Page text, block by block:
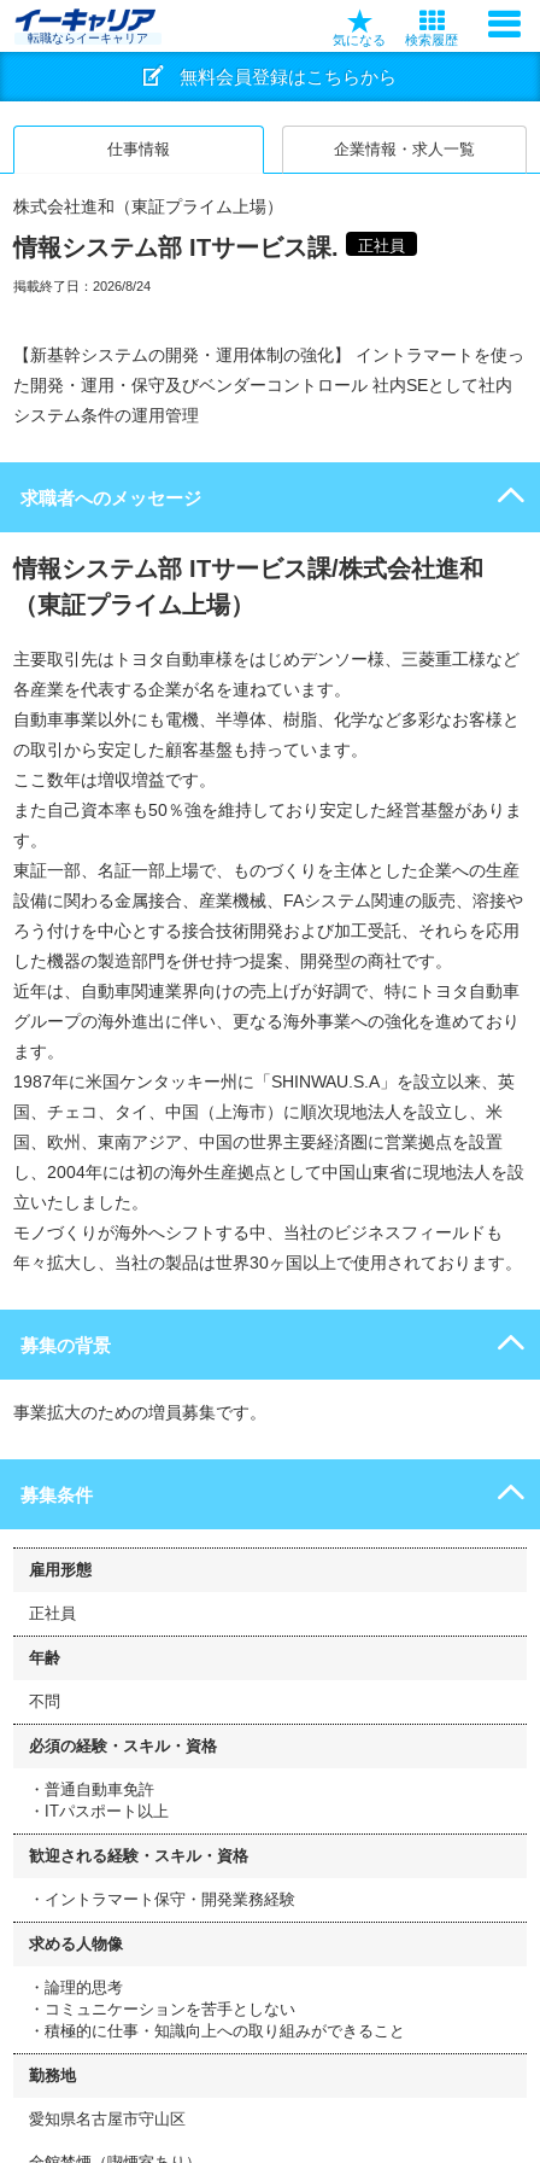
転職ならイーキャリア 気になる 検索履歴
無料会員登録はこちらから
仕事情報 企業情報・求人一覧
株式会社進和（東証プライム上場）
情報システム部 ITサービス課. 正社員
掲載終了日： 2026/8/24
【新基幹システムの開発・運用体制の強化】 イントラマートを使っ
た開発・運用・保守及びベンダーコントロール 社内SEとして社内
システム条件の運用管理
求職者へのメッセージ
情報システム部 ITサービス課/株式会社進和
（東証プライム上場）
主要取引先はトヨタ自動車様をはじめデンソー様、三菱重工様など
各産業を代表する企業が名を連ねています。
自動車事業以外にも電機、半導体、樹脂、化学など多彩なお客様と
の取引から安定した顧客基盤も持っています。
ここ数年は増収増益です。
また自己資本率も50％強を維持しており安定した経営基盤がありま
す。
東証一部、名証一部上場で、ものづくりを主体とした企業への生産
設備に関わる金属接合、産業機械、FAシステム関連の販売、溶接や
ろう付けを中心とする接合技術開発および加工受託、それらを応用
した機器の製造部門を併せ持つ提案、開発型の商社です。
近年は、自動車関連業界向けの売上げが好調で、特にトヨタ自動車
グループの海外進出に伴い、更なる海外事業への強化を進めており
ます。
1987年に米国ケンタッキー州に「SHINWAU.S.A」を設立以来、英
国、チェコ、タイ、中国（上海市）に順次現地法人を設立し、米
国、欧州、東南アジア、中国の世界主要経済圏に営業拠点を設置
し、2004年には初の海外生産拠点として中国山東省に現地法人を設
立いたしました。
モノづくりが海外へシフトする中、当社のビジネスフィールドも
年々拡大し、当社の製品は世界30ヶ国以上で使用されております。
募集の背景
事業拡大のための増員募集です。
募集条件
雇用形態
正社員
年齢
不問
必須の経験・スキル・資格
・普通自動車免許
・ITパスポート以上
歓迎される経験・スキル・資格
・イントラマート保守・開発業務経験
求める人物像
・論理的思考
・コミュニケーションを苦手としない
・積極的に仕事・知識向上への取り組みができること
勤務地
愛知県名古屋市守山区